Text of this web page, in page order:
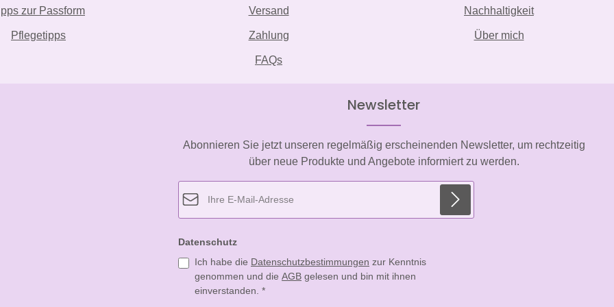
zur Passform
Pflegetipps
Versand
Zahlung
FAQs
Nachhaltigkeit
Über mich
Newsletter
Abonnieren Sie jetzt unseren regelmäßig erscheinenden Newsletter, um rechtzeitig
über neue Produkte und Angebote informiert zu werden.
Datenschutz
Ich habe die Datenschutzbestimmungen zur Kenntnis
genommen und die AGB gelesen und bin mit ihnen
einverstanden. *